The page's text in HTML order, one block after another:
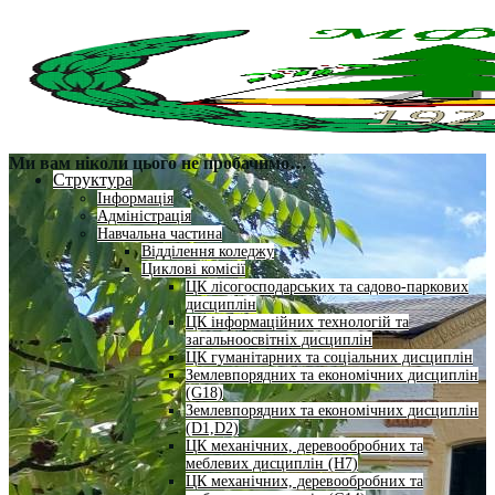
Структура
Інформація
Адміністрація
Навчальна частина
Відділення коледжу
Циклові комісії
ЦК лісогосподарських та садово-паркових
дисциплін
ЦК інформаційних технологій та
загальноосвітніх дисциплін
ЦК гуманітарних та соціальних дисциплін
Землевпорядних та економічних дисциплін
(G18)
Землевпорядних та економічних дисциплін
(D1,D2)
ЦК механічних, деревообробних та
меблевих дисциплін (H7)
ЦК механічних, деревообробних та
Ми вам ніколи цього не пробачимо…